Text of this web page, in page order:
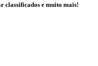
classificados e muito mais!